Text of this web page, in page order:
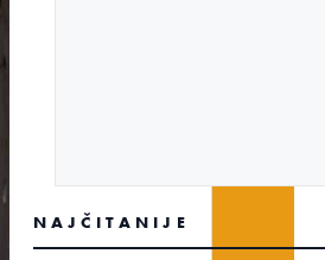
NAJČITANIJE